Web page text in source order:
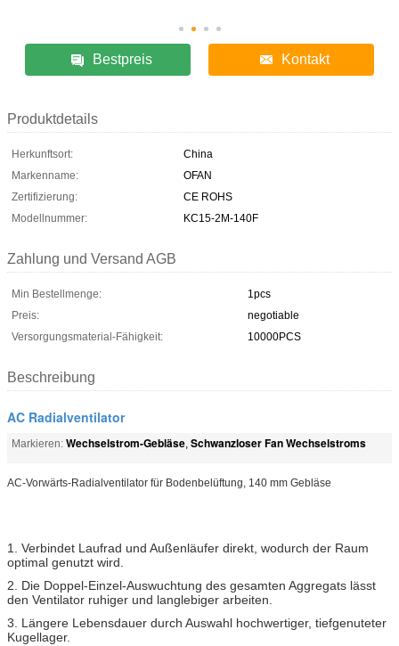
Bestpreis Kontakt
Produktdetails
Herkunftsort:
China
Markenname:
OFAN
Zertifizierung:
CE ROHS
Modellnummer:
KC15-2M-140F
Zahlung und Versand AGB
Min Bestellmenge:
1pcs
Preis:
negotiable
Versorgungsmaterial-Fähigkeit:
10000PCS
Beschreibung
AC Radialventilator
Markieren: Wechselstrom-Gebläse, Schwanzloser Fan Wechselstroms
AC-Vorwärts-Radialventilator für Bodenbelüftung, 140 mm Gebläse
1. Verbindet Laufrad und Außenläufer direkt, wodurch der Raum
optimal genutzt wird.
2. Die Doppel-Einzel-Auswuchtung des gesamten Aggregats lässt
den Ventilator ruhiger und langlebiger arbeiten.
3. Längere Lebensdauer durch Auswahl hochwertiger, tiefgenuteter
Kugellager.